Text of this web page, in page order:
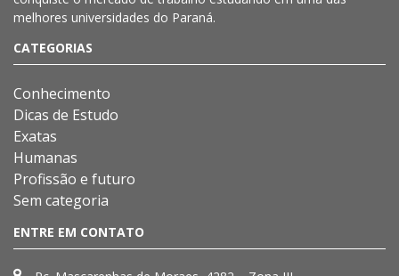
melhores universidades do Paraná.
CATEGORIAS
Conhecimento
Dicas de Estudo
Exatas
Humanas
Profissão e futuro
Sem categoria
ENTRE EM CONTATO